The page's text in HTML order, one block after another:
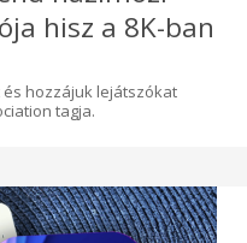
hisz a 8K-ban
hozzájuk lejátszókat
tagja.